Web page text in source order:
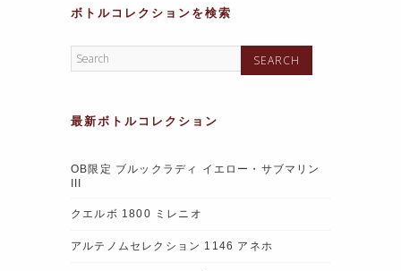
ボトルコレクションを検索
最新ボトルコレクション
OB限定 ブルックラディ イエロー・サブマリン
クエルボ 1800 ミレニオ
アルテノムセレクション 1146 アネホ